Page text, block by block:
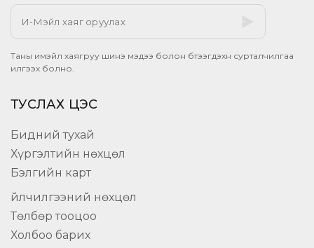
Таны имэйл хаягруу шинэ мэдээ болон бүтээгдэхүүн сурталчилгаа
илгээх болно.
ТУСЛАХ ЦЭС
Бидний тухай
Хүргэлтийн нөхцөл
Бэлгийн карт
Үйлчилгээний нөхцөл
Төлбөр тооцоо
Холбоо барих